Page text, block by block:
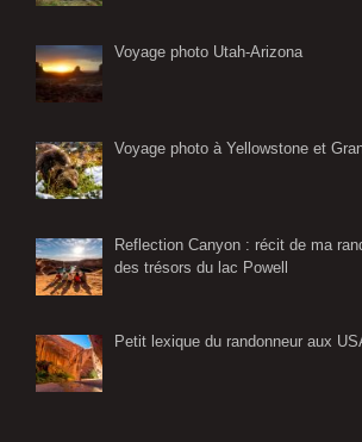
Voyage photo Utah-Arizona
Voyage photo à Yellowstone et
Reflection Canyon : récit de ma
des trésors du lac Powell
Petit lexique du randonneur aux